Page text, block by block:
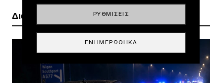
Διαβάστε ακόμα ΡΥΘΜΊΣΕΙΣ
ΕΝΗΜΕΡΏΘΗΚΑ